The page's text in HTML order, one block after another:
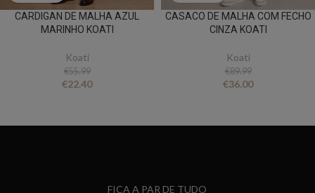
CARDIGAN DE MALHA AZUL
MARINHO KOATI
Koati
€55.99
€22.40
CASACO DE MALHA COM FECHO
CINZA KOATI
Koati
€89.99
€36.00
FICA A PAR DE TUDO